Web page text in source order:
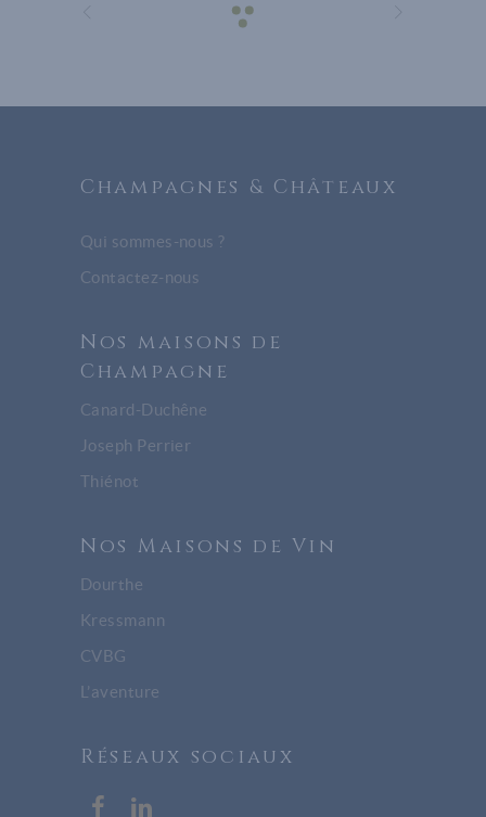
Champagnes & Châteaux
Qui sommes-nous ?
Contactez-nous
Nos maisons de
Champagne
Canard-Duchêne
Joseph Perrier
Thiénot
Nos Maisons de Vin
Dourthe
Kressmann
CVBG
L’aventure
Réseaux sociaux